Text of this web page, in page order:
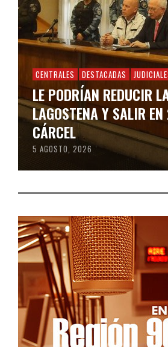
CENTRALES DESTACADAS
LE PODRÍAN REDUCIR
LAGOSTENA Y SALIR
CÁRCEL
5 AGOSTO, 2026